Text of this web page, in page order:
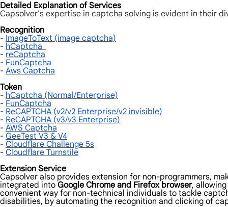
Detailed Explanation of Services
Capsolver's expertise in captcha solving is evident in their
Recognition
- ImageToText (image captcha)
- hCaptcha
- reCaptcha
- FunCaptcha
- Aws Captcha
Token
- hCaptcha (Normal/Enterprise)
- FunCaptcha
- ReCAPTCHA (v2/v2 Enterprise/v2 invisible)
- ReCAPTCHA (v3/v3 Enterprise)
- AWS Captcha
- GeeTest V3 & V4
- Cloudflare Challenge 5s
- Cloudflare Turnstile
Extension Service
Capsolver also provides extension for non-programmers,
integrated into Google Chrome and Firefox browser,
convenient way for non-technical individuals to tackle
disabilities, by automating the recognition and clicking of